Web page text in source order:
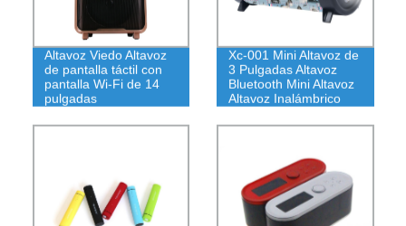
Altavoz Viedo Altavoz
de pantalla táctil con
pantalla Wi-Fi de 14
pulgadas
Xc-001 Mini Altavoz de
3 Pulgadas Altavoz
Bluetooth Mini Altavoz
Altavoz Inalámbrico